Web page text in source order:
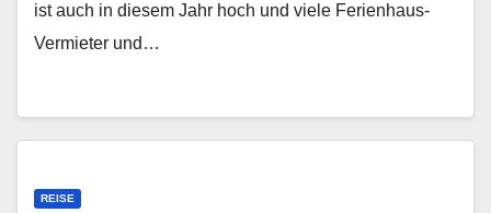
ist auch in diesem Jahr hoch und viele Ferienhaus-
Vermieter und…
REISE